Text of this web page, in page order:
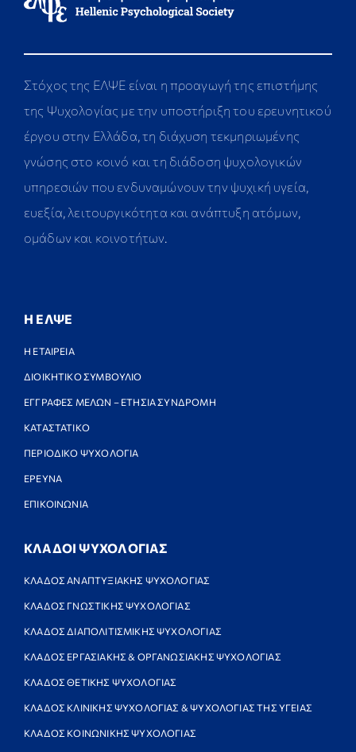
Στόχος της ΕΛΨΕ είναι η προαγωγή της επιστήμης
της Ψυχολογίας με την υποστήριξη του ερευνητικού
έργου στην Ελλάδα, τη διάχυση τεκμηριωμένης
γνώσης στο κοινό και τη διάδοση ψυχολογικών
υπηρεσιών που ενδυναμώνουν την ψυχική υγεία,
ευεξία, λειτουργικότητα και ανάπτυξη ατόμων,
ομάδων και κοινοτήτων.
Η ΕΛΨΕ
Η ΕΤΑΙΡΕΙΑ
ΔΙΟΙΚΗΤΙΚΟ ΣΥΜΒΟΥΛΙΟ
ΕΓΓΡΑΦΕΣ ΜΕΛΩΝ – ΕΤΗΣΙΑ ΣΥΝΔΡΟΜΗ
ΚΑΤΑΣΤΑΤΙΚΟ
ΠΕΡΙΟΔΙΚΟ ΨΥΧΟΛΟΓΙΑ
ΕΡΕΥΝΑ
ΕΠΙΚΟΙΝΩΝΙΑ
ΚΛΑΔΟΙ ΨΥΧΟΛΟΓΙΑΣ
ΚΛΑΔΟΣ ΑΝΑΠΤΥΞΙΑΚΗΣ ΨΥΧΟΛΟΓΙΑΣ
ΚΛΑΔΟΣ ΓΝΩΣΤΙΚΗΣ ΨΥΧΟΛΟΓΙΑΣ
ΚΛΑΔΟΣ ΔΙΑΠΟΛΙΤΙΣΜΙΚΗΣ ΨΥΧΟΛΟΓΙΑΣ
ΚΛΑΔΟΣ ΕΡΓΑΣΙΑΚΗΣ & ΟΡΓΑΝΩΣΙΑΚΗΣ ΨΥΧΟΛΟΓΙΑΣ
ΚΛΑΔΟΣ ΘΕΤΙΚΗΣ ΨΥΧΟΛΟΓΙΑΣ
ΚΛΑΔΟΣ ΚΛΙΝΙΚΗΣ ΨΥΧΟΛΟΓΙΑΣ & ΨΥΧΟΛΟΓΙΑΣ ΤΗΣ ΥΓΕΙΑΣ
ΚΛΑΔΟΣ ΚΟΙΝΩΝΙΚΗΣ ΨΥΧΟΛΟΓΙΑΣ